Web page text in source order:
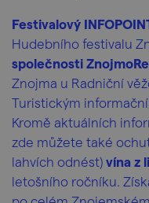
Festivalový
Hudebního festivalu
společnosti
Znojma u Radniční
Turistickým
Kromě aktuálních
zde můžete také
lahvích odnést) vína z
letošního ročníku.